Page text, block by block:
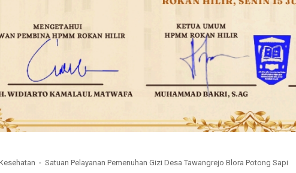
Satuan Pelayanan Pemenuhan Gizi Desa Tawangrejo Blora Potong Sapi